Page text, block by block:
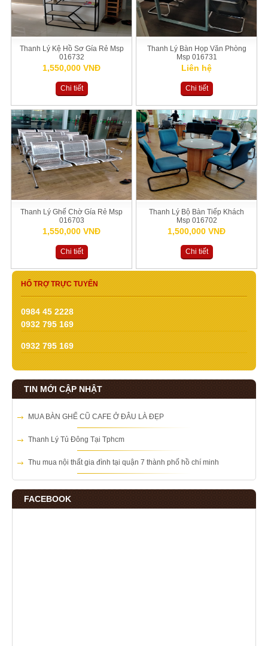
Thanh Lý Kệ Hồ Sơ Gía Rẻ Msp
016732
1,550,000 VNĐ
Chi tiết
Thanh Lý Bàn Họp Văn Phòng
Msp 016731
Liên hệ
Chi tiết
Thanh Lý Ghế Chờ Gía Rẻ Msp
016703
1,550,000 VNĐ
Chi tiết
Thanh Lý Bộ Bàn Tiếp Khách
Msp 016702
1,500,000 VNĐ
Chi tiết
HỔ TRỢ TRỰC TUYẾN
0984 45 2228
0932 795 169
0932 795 169
TIN MỚI CẬP NHẬT
MUA BÀN GHẾ CŨ CAFE Ở ĐÂU LÀ ĐẸP
Thanh Lý Tủ Đông Tại Tphcm
Thu mua nội thất gia đình tại quận 7 thành phố hồ chí minh
FACEBOOK